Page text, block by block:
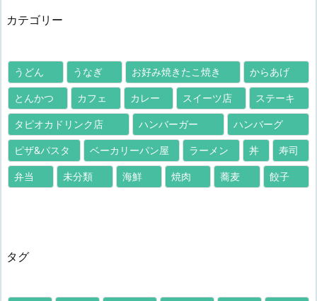
カテゴリー
うどん うなぎ お好み焼きたこ焼き からあげ
とんかつ カフェ カレー スイーツ店 ステーキ
タピオカドリンク店 ハンバーガー ハンバーグ
ピザ&パスタ ベーカリーパン屋 ラーメン 丼 寿司
弁当 未分類 海鮮 焼肉 蕎麦 餃子
タグ